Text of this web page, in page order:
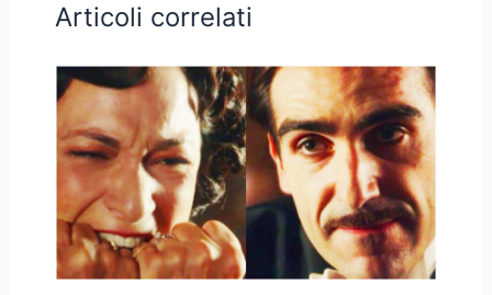
Articoli correlati